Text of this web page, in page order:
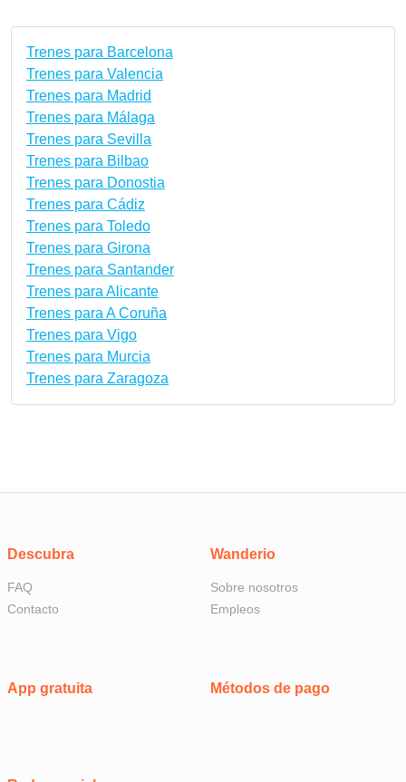
Trenes para Barcelona
Trenes para Valencia
Trenes para Madrid
Trenes para Málaga
Trenes para Sevilla
Trenes para Bilbao
Trenes para Donostia
Trenes para Cádiz
Trenes para Toledo
Trenes para Girona
Trenes para Santander
Trenes para Alicante
Trenes para A Coruña
Trenes para Vigo
Trenes para Murcia
Trenes para Zaragoza
Descubra
FAQ
Contacto
Wanderio
Sobre nosotros
Empleos
App gratuita Métodos de pago